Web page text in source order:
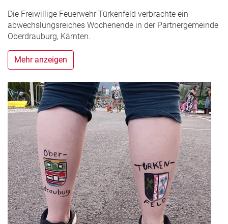
Die Freiwillige Feuerwehr Türkenfeld verbrachte ein
abwechslungsreiches Wochenende in der Partnergemeinde
Oberdrauburg, Kärnten.
Mehr anzeigen